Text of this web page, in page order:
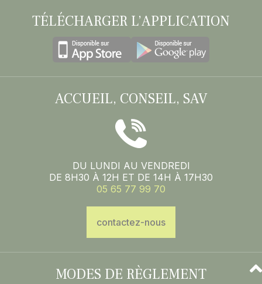
TÉLÉCHARGER L’APPLICATION
ACCUEIL, CONSEIL, SAV
DU LUNDI AU VENDREDI
DE 8H30 À 12H ET DE 14H À 17H30
05 65 77 99 70
contactez-nous
MODES DE RÈGLEMENT